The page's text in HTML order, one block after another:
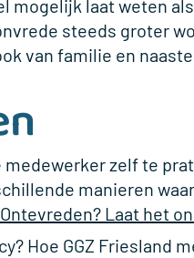
mogelijk laat weten
steeds groter
van familie en
zelf te
manieren
Laat het
Hoe GGZ Friesland